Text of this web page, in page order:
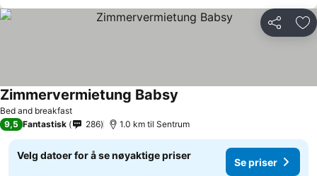
Del
Bed and breakfast
Zimmervermietung Babsy
9,5 Fantastisk 286 1.0 km til Sentrum
Velg datoer for å se nøyaktige priser
Se priser